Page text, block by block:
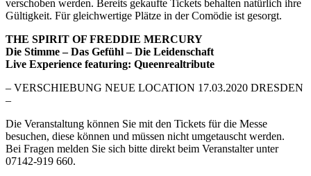
verschoben werden. Bereits gekaufte Tickets behalten natürlich ihre
Gültigkeit. Für gleichwertige Plätze in der Comödie ist gesorgt.
THE SPIRIT OF FREDDIE MERCURY
Die Stimme – Das Gefühl – Die Leidenschaft
Live Experience featuring: Queenrealtribute
– VERSCHIEBUNG NEUE LOCATION 17.03.2020 DRESDEN
–
Die Veranstaltung können Sie mit den Tickets für die Messe
besuchen, diese können und müssen nicht umgetauscht werden.
Bei Fragen melden Sie sich bitte direkt beim Veranstalter unter
07142-919 660.